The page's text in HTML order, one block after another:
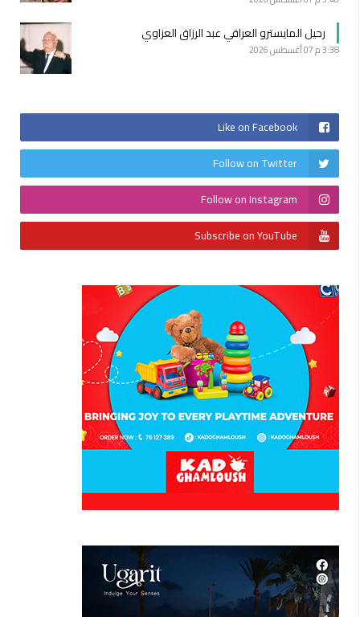
رحيل المايسترو العراقي عبد الرزاق العزاوي
3:38 م 07 أغسطس 2026
Like on Facebook
Follow on Twitter
Follow on Instagram
Subscribe on YouTube